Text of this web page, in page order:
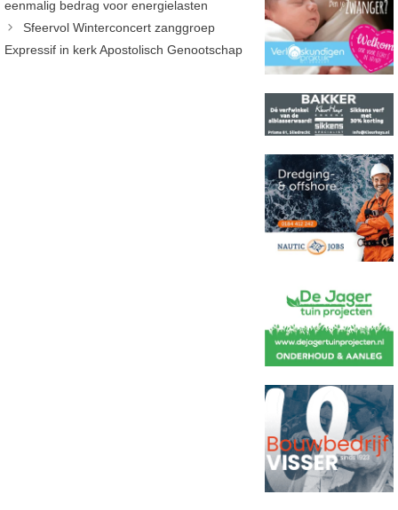
eenmalig bedrag voor energielasten
Sfeervol Winterconcert zanggroep
Expressif in kerk Apostolisch Genootschap